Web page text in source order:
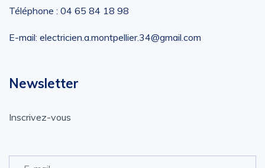
Téléphone : ‎04 65 84 18 98
E-mail: electricien.a.montpellier.34@gmail.com
Newsletter
Inscrivez-vous